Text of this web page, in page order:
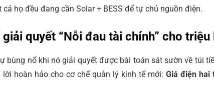
họ đều đang cần Solar + BESS để tự chủ nguồn điện.
quyết “Nỗi đau tài chính” cho triệu
bùng nổ khi nó giải quyết được bài toán sát sườn về túi
lời hoàn hảo cho cơ chế quản lý kinh tế mới: Giá điện hai